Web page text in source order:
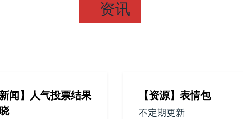
资讯
闻】人气投票结果
【资源】表情包
不定期更新